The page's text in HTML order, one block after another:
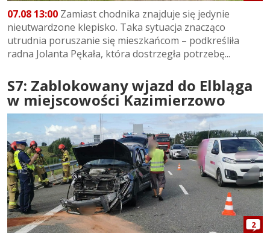
07.08 13:00 Zamiast chodnika znajduje się jedynie
nieutwardzone klepisko. Taka sytuacja znacząco
utrudnia poruszanie się mieszkańcom – podkreśliła
radna Jolanta Pękała, która dostrzegła potrzebę...
S7: Zablokowany wjazd do Elbląga
w miejscowości Kazimierzowo
2